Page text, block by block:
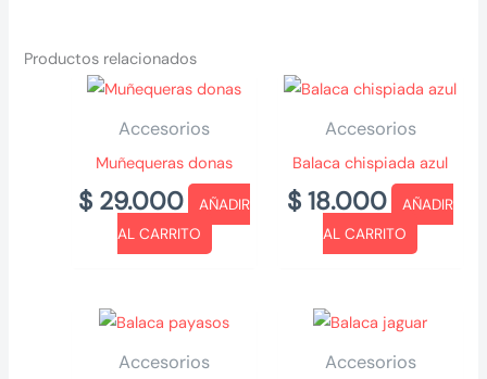
Productos relacionados
Accesorios
Muñequeras donas
$ 29.000
AÑADIR
AL CARRITO
Accesorios
Balaca chispiada azul
$ 18.000
AÑADIR
AL CARRITO
Accesorios Accesorios